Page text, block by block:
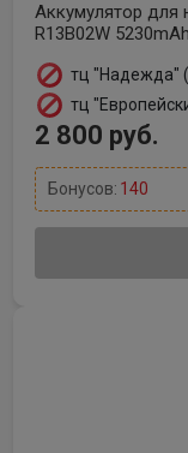
Аккумулятор для
R13B02W 5230mAh
тц "Надежда"
тц
2 800 руб.
Бонусов: 140